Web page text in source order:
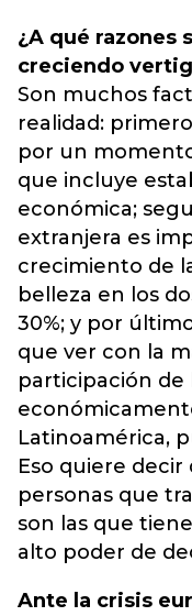
¿A qué razones
creciendo
Son muchos
realidad:
por un
que incluye
económica;
extranjera es
crecimiento de
belleza en los
30%; y por
que ver con la
participación de
Latinoamérica,
Eso quiere
personas que
son las que
alto poder de
Ante la crisis